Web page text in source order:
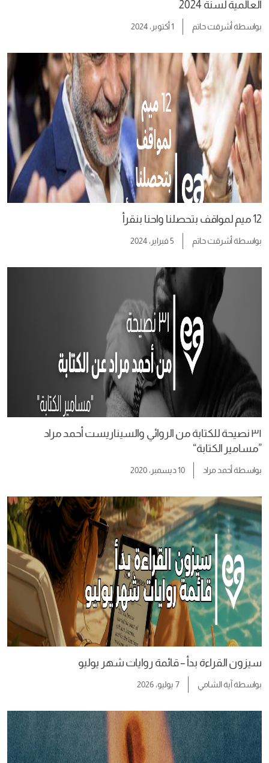
العالمية لسنة 2024
بواسطةأشرقت حاتم 1 أكتوبر، 2024
12 ميم لمواقف بتحصلنا واحنا بنقرأ
بواسطةأشرقت حاتم 5 فبراير، 2024
٣١ نصيحة للكتابة من الروائي والسيناريست أحمد مراد
”مسامير الكتابة“
بواسطةأحمد مراد 10 ديسمبر، 2020
سيزون القراءة بدأ – قائمة روايات شهر يوليو
بواسطةآية الشامي 7 يوليو، 2026